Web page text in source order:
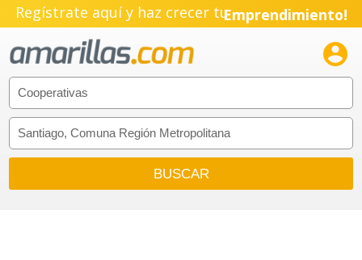
Regístrate aquí y haz crecer tuEmprendimiento!
